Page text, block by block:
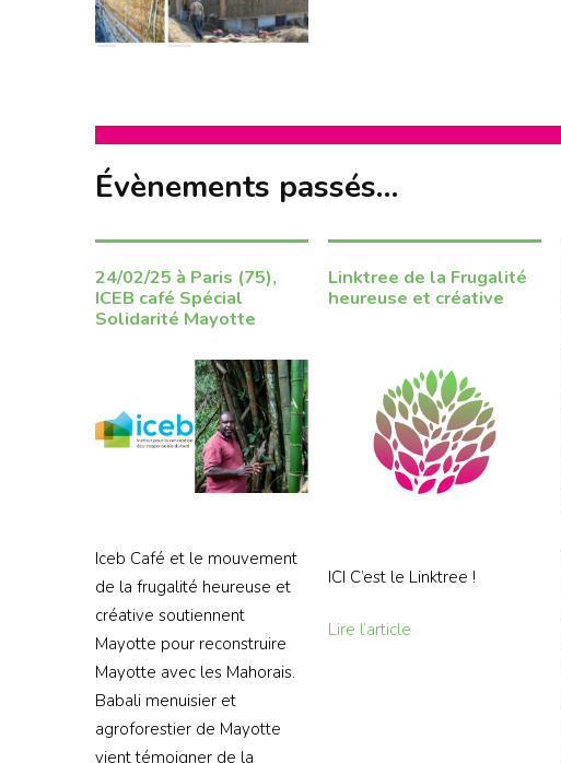
Évènements passés…
24/02/25 à Paris (75),
ICEB café Spécial
Solidarité Mayotte
Iceb Café et le mouvement
de la frugalité heureuse et
créative soutiennent
Mayotte pour reconstruire
Mayotte avec les Mahorais.
Babali menuisier et
agroforestier de Mayotte
vient témoigner de la
Linktree de la Frugalité
heureuse et créative
ICI C’est le Linktree !
Lire l’article